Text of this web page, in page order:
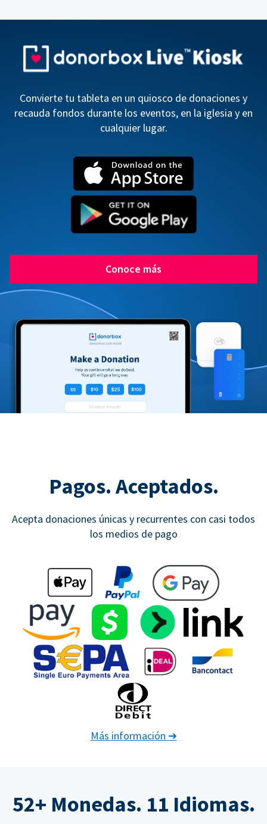
Convierte tu tableta en un quiosco de donaciones y
recauda fondos durante los eventos, en la iglesia y en
cualquier lugar.
Conoce más
Pagos. Aceptados.
Acepta donaciones únicas y recurrentes con casi todos
los medios de pago
Más información ➔
52+ Monedas. 11 Idiomas.